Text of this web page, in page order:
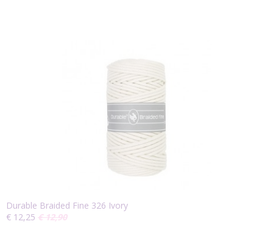
Durable Braided Fine 326 Ivory
€ 12,25 € 12,90